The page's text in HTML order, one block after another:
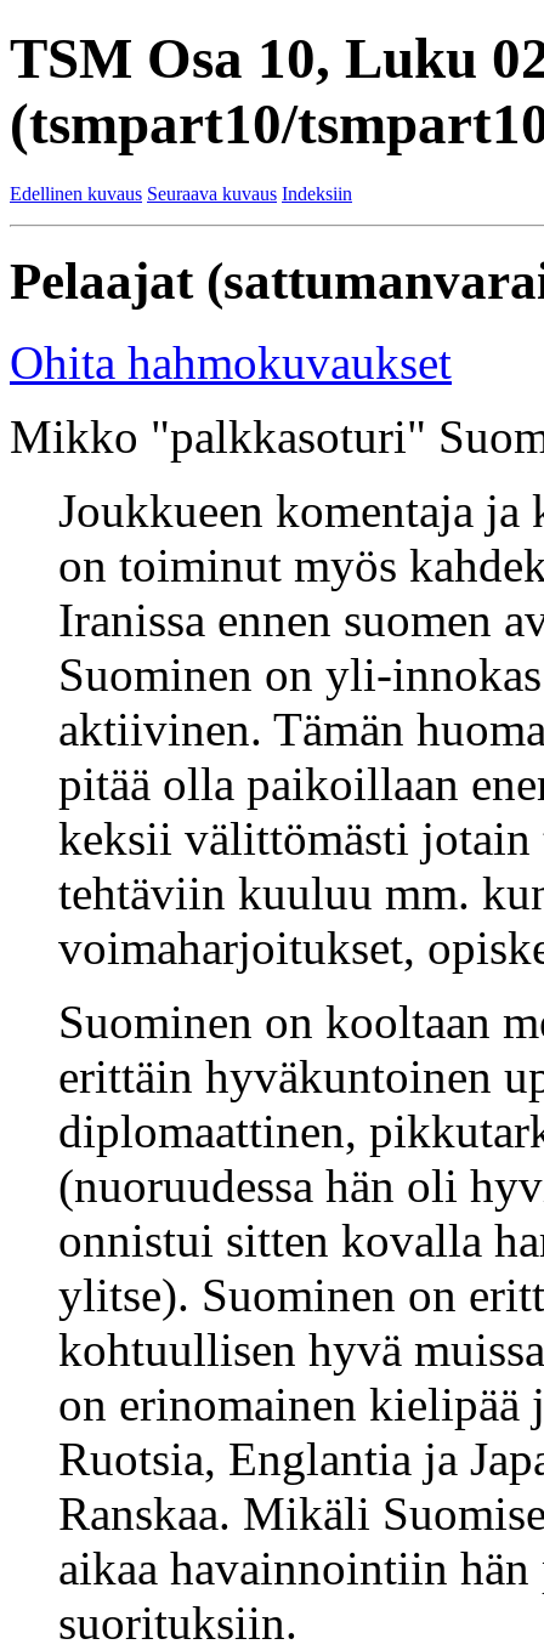
TSM Osa 10, Luku
(tsmpart10/
Edellinen kuvaus Seuraava kuvaus Indeksiin
Pelaajat
Ohita hahmokuvaukset
Mikko "palkkasoturi"
Joukkueen komentaja
on toiminut myös
Iranissa ennen suomen
Suominen on yli-
aktiivinen. Tämän
pitää olla paikoillaan
keksii välittömästi
tehtäviin kuuluu mm.
voimaharjoitukset,
Suominen on kooltaan
erittäin hyväkuntoinen
diplomaattinen,
(nuoruudessa hän oli
onnistui sitten kovalla
ylitse). Suominen on
kohtuullisen hyvä
on erinomainen kielipää
Ruotsia, Englantia ja
Ranskaa. Mikäli
aikaa havainnointiin
suorituksiin.